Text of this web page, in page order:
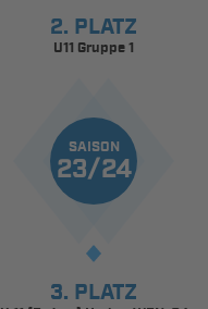
2. PLATZ
U11 Gruppe 1
SAISON
23/24
3. PLATZ